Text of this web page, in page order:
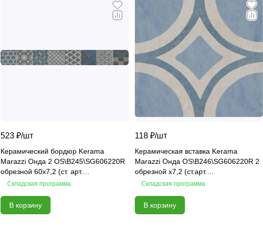
523 ₽/шт
Керамический бордюр Kerama
Marazzi Онда 2 OS\B245\SG606220R
обрезной 60х7,2 (ст. арт.
OS\B245\SG6062R)
Складская программа
В корзину
118 ₽/шт
Керамическая вставка Kerama
Marazzi Онда OS\B246\SG606220R 2
обрезной х7,2 (ст.арт.
OS\B246\SG6062R)
Складская программа
В корзину